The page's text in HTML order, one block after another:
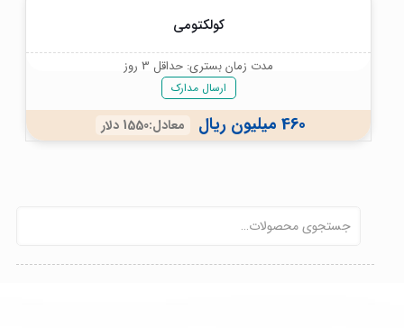
کولکتومی
مدت زمان بستری: حداقل 3 روز
ارسال مدارک
460 میلیون ریال معادل:1550 دلار